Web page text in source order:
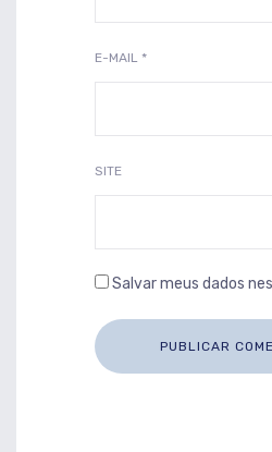
E-MAIL *
SITE
Salvar meus dados